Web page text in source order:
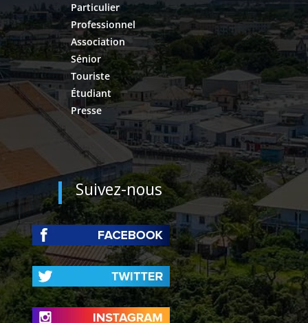
Particulier
Professionnel
Association
Sénior
Touriste
Étudiant
Presse
Suivez-nous